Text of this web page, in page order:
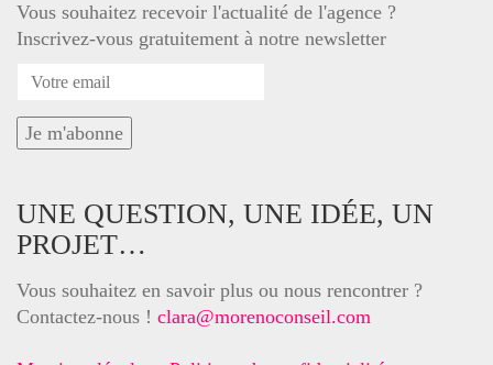
Vous souhaitez recevoir l'actualité de l'agence ?
Inscrivez-vous gratuitement à notre newsletter
UNE QUESTION, UNE IDÉE, UN
PROJET…
Vous souhaitez en savoir plus ou nous rencontrer ?
Contactez-nous ! clara@morenoconseil.com